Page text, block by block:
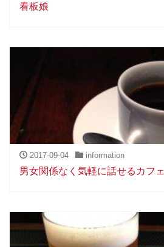
看板娘
2017-09-04 information
男女関係なく気軽に話せるカフェ